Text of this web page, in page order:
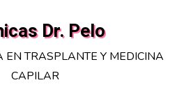
Dr. Pelo
EN TRASPLANTE Y MEDICINA
CAPILAR